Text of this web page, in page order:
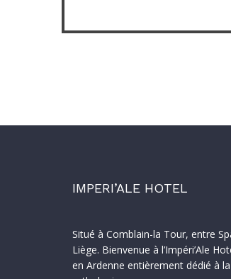
IMPERI’ALE HOTEL
Situé à Comblain-la Tour, entre
Liège. Bienvenue à l’Impéri’Ale
en Ardenne entièrement dédié à